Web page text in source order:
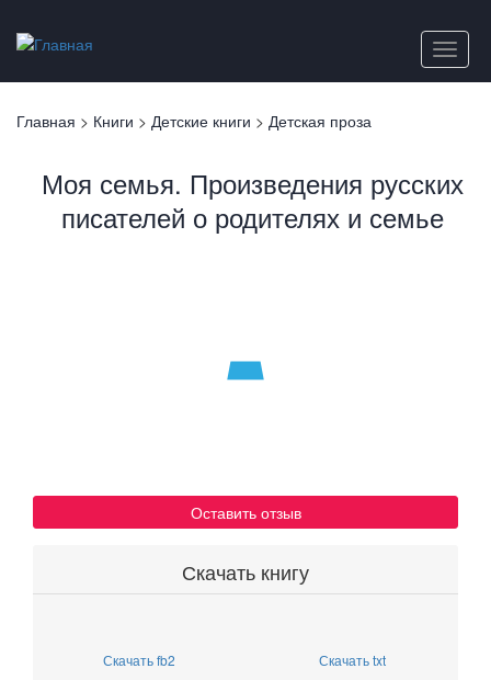
основному
содержанию
Toggle
Вы
Главная > Книги > Детские книги > Детская проза
Моя семья. Произведения русских
писателей о родителях и семье
Оставить отзыв
Скачать книгу
Скачать fb2 Скачать txt